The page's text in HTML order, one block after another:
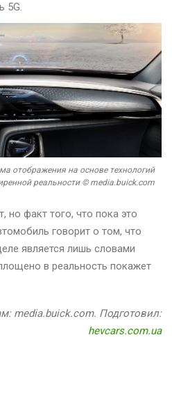
5G.
отображения на основе технологий
реальности © media.buick.com
но факт того, что пока это
говорит о том, что
является лишь словами
в реальность покажет
media.buick.com. Подготовил:
hevcars.com.ua